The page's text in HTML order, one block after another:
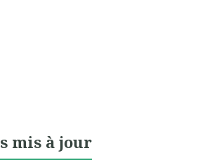
mis à jour